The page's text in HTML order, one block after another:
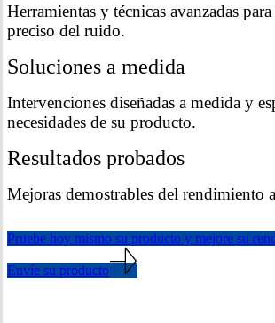
Herramientas y técnicas avanzadas
preciso del ruido.
Soluciones a medida
Intervenciones diseñadas a medida y
necesidades de su producto.
Resultados probados
Mejoras demostrables del rendimiento
Pruebe hoy mismo su producto y mejore su
Envíe su producto